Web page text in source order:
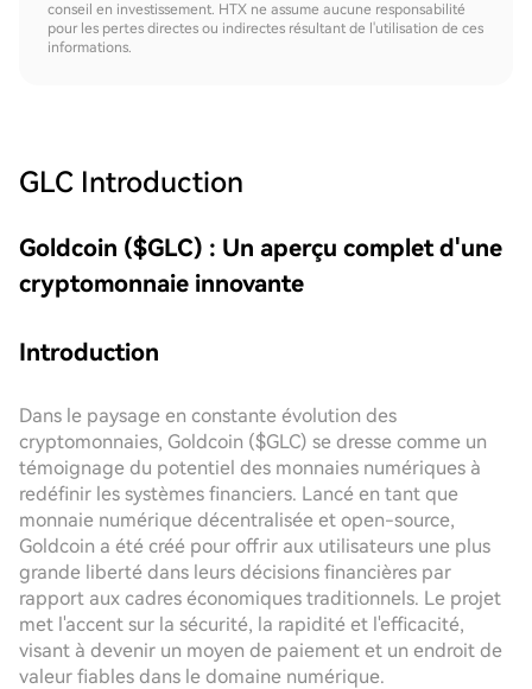
conseil en investissement. HTX ne assume aucune responsabilité
pour les pertes directes ou indirectes résultant de l'utilisation de ces
informations.
GLC Introduction
Goldcoin ($GLC) : Un aperçu complet d'une
cryptomonnaie innovante
Introduction
Dans le paysage en constante évolution des
cryptomonnaies, Goldcoin ($GLC) se dresse comme un
témoignage du potentiel des monnaies numériques à
redéfinir les systèmes financiers. Lancé en tant que
monnaie numérique décentralisée et open-source,
Goldcoin a été créé pour offrir aux utilisateurs une plus
grande liberté dans leurs décisions financières par
rapport aux cadres économiques traditionnels. Le projet
met l'accent sur la sécurité, la rapidité et l'efficacité,
visant à devenir un moyen de paiement et un endroit de
valeur fiables dans le domaine numérique.